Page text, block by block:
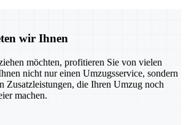
wir Ihnen
möchten, profitieren Sie von vielen
nicht nur einen Umzugsservice, sondern
Zusatzleistungen, die Ihren Umzug noch
machen.